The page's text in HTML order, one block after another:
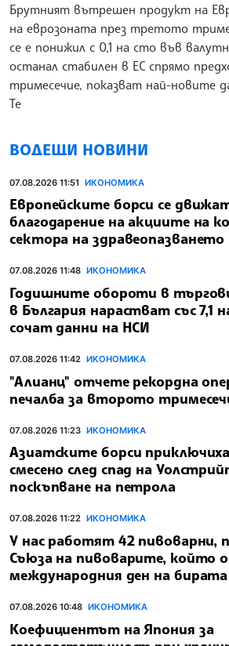
Брутният вътрешен продукт на
на еврозоната през третото
се е понижил с 0,1 на сто във
останал стабилен в ЕС спрямо
тримесечие, показват най-новите
Те
ВОДЕЩИ НОВИНИ
07.08.2026 11:51 ИКОНОМИКА
Европейските борси се
благодарение на акциите на
сектора на здравеопазването
07.08.2026 11:48 ИКОНОМИКА
Годишните обороти в
в България нарастват със 7,1
сочат данни на НСИ
07.08.2026 11:42 ИКОНОМИКА
"Алианц" отчете рекордна
печалба за второто
07.08.2026 11:23 ИКОНОМИКА
Азиатските борси
смесено след спад на
поскъпване на петрола
07.08.2026 11:22 ИКОНОМИКА
У нас работят 42 пивоварни,
Съюза на пивоварите, който
международния ден на бирата
07.08.2026 10:48 ИКОНОМИКА
Коефициентът на Япония за